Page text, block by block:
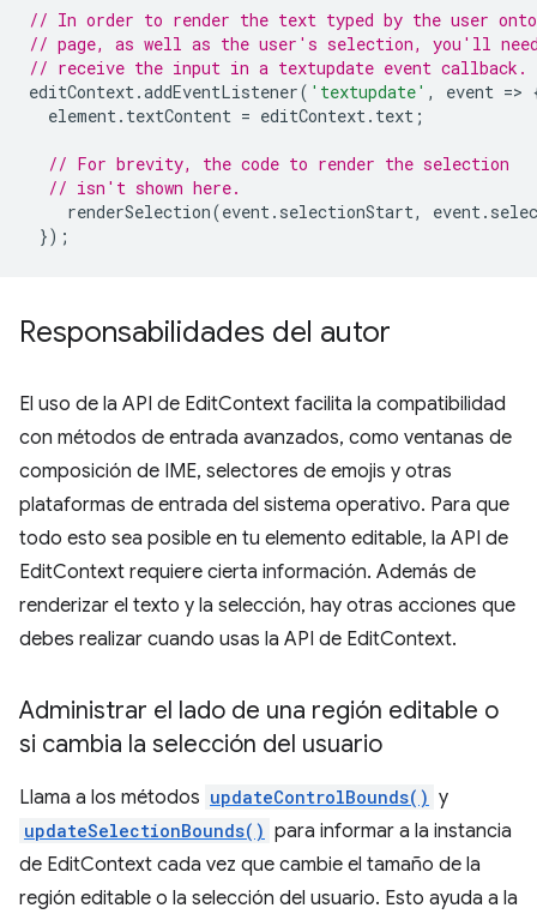
// In order to render the text typed by the user
// page, as well as the user's selection, you'll
// receive the input in a textupdate event callback.
editContext.addEventListener( 'textupdate' , event =>
element. textContent = editContext. text ;
// For brevity, the code to render the selection
// isn't shown here.
renderSelection(event. selectionStart, event.
});
Responsabilidades del autor
El uso de la API de EditContext facilita la compatibilidad
con métodos de entrada avanzados, como ventanas de
composición de IME, selectores de emojis y otras
plataformas de entrada del sistema operativo. Para que
todo esto sea posible en tu elemento editable, la API de
EditContext requiere cierta información. Además de
renderizar el texto y la selección, hay otras acciones que
debes realizar cuando usas la API de EditContext.
Administrar el lado de una región editable o
si cambia la selección del usuario
Llama a los métodos updateControlBounds() y
updateSelectionBounds() para informar a la instancia
de EditContext cada vez que cambie el tamaño de la
región editable o la selección del usuario. Esto ayuda a la